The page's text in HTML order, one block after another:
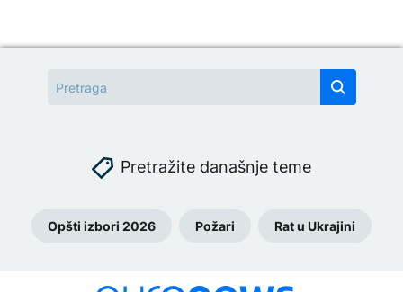
Pretražite današnje teme
Opšti izbori 2026 Požari Rat u Ukrajini